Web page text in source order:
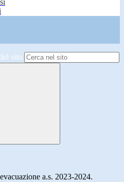
sito
a.s. 2023-2024.